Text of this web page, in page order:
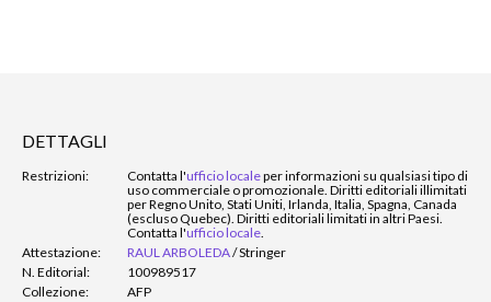
DETTAGLI
Restrizioni: Contatta l'ufficio localeper informazioni su qualsiasi tipo di
uso commerciale o promozionale. Diritti editoriali illimitati
per Regno Unito, Stati Uniti, Irlanda, Italia, Spagna, Canada
(escluso Quebec). Diritti editoriali limitati in altri Paesi.
Contatta l'ufficio locale.
Attestazione:
RAUL ARBOLEDA/Stringer
N. Editorial:
100989517
Collezione:
AFP